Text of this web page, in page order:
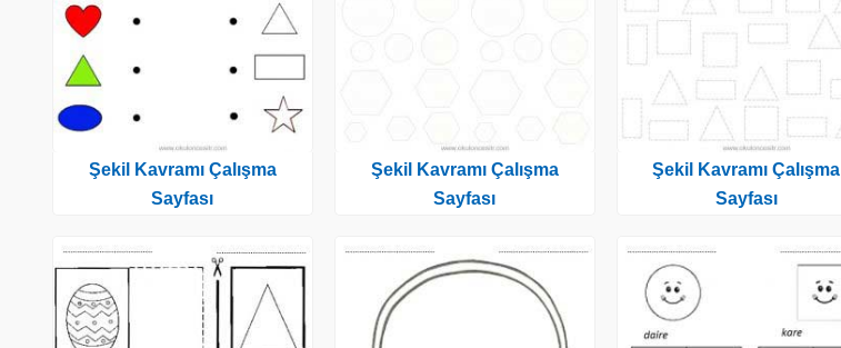
Şekil Kavramı Çalışma
Sayfası
Şekil Kavramı Çalışma
Sayfası
Şekil Kavramı Çalışma
Sayfası